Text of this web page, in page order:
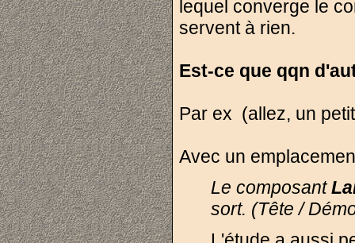
lequel converge le
servent à rien.
Est-ce que qqn
Par ex (allez, un
Avec un
Le composant
sort. (Tête /